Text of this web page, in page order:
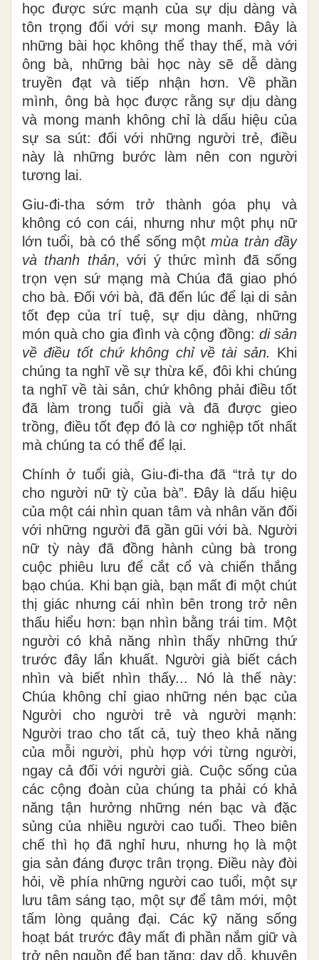
học được sức mạnh của sự dịu dàng và
tôn trọng đối với sự mong manh. Đây là
những bài học không thể thay thế, mà với
ông bà, những bài học này sẽ dễ dàng
truyền đạt và tiếp nhận hơn. Về phần
mình, ông bà học được rằng sự dịu dàng
và mong manh không chỉ là dấu hiệu của
sự sa sút: đối với những người trẻ, điều
này là những bước làm nên con người
tương lai.
Giu-đi-tha sớm trở thành góa phụ và
không có con cái, nhưng như một phụ nữ
lớn tuổi, bà có thể sống mộtmùa tràn đầy
và thanh thản, với ý thức mình đã sống
trọn vẹn sứ mạng mà Chúa đã giao phó
cho bà. Đối với bà, đã đến lúc để lại di sản
tốt đẹp của trí tuệ, sự dịu dàng, những
món quà cho gia đình và cộng đồng: di sản
về điều tốt chứ không chỉ về tài sản. Khi
chúng ta nghĩ về sự thừa kế, đôi khi chúng
ta nghĩ về tài sản, chứ không phải điều tốt
đã làm trong tuổi già và đã được gieo
trồng, điều tốt đẹp đó là cơ nghiệp tốt nhất
mà chúng ta có thể để lại.
Chính ở tuổi già, Giu-đi-tha đã “trả tự do
cho người nữ tỳ của bà”. Đây là dấu hiệu
của một cái nhìn quan tâm và nhân văn đối
với những người đã gần gũi với bà. Người
nữ tỳ này đã đồng hành cùng bà trong
cuộc phiêu lưu để cắt cổ và chiến thắng
bạo chúa. Khi bạn già, bạn mất đi một chút
thị giác nhưng cái nhìn bên trong trở nên
thấu hiểu hơn: bạn nhìn bằng trái tim. Một
người có khả năng nhìn thấy những thứ
trước đây lẩn khuất. Người già biết cách
nhìn và biết nhìn thấy... Nó là thế này:
Chúa không chỉ giao những nén bạc của
Người cho người trẻ và người mạnh:
Người trao cho tất cả, tuỳ theo khả năng
của mỗi người, phù hợp với từng người,
ngay cả đối với người già. Cuộc sống của
các cộng đoàn của chúng ta phải có khả
năng tận hưởng những nén bạc và đặc
sủng của nhiều người cao tuổi. Theo biên
chế thì họ đã nghỉ hưu, nhưng họ là một
gia sản đáng được trân trọng. Điều này đòi
hỏi, về phía những người cao tuổi, một sự
lưu tâm sáng tạo, một sự để tâm mới, một
tấm lòng quảng đại. Các kỹ năng sống
hoạt bát trước đây mất đi phần nắm giữ và
trở nên nguồn để ban tặng: dạy dỗ, khuyên